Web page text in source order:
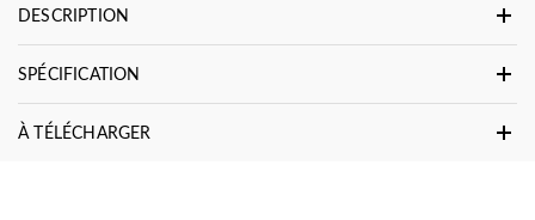
DESCRIPTION
SPÉCIFICATION
À TÉLÉCHARGER